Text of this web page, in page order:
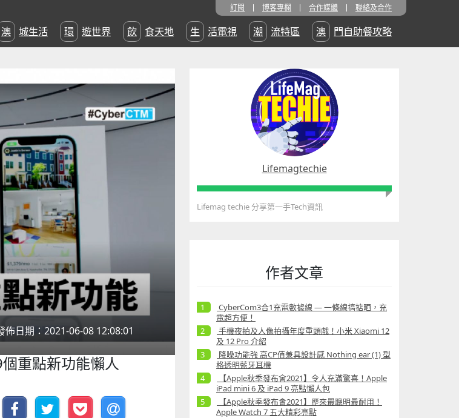
訂閱 博客專欄 合作媒體 聯絡及合作
澳城生活 環遊世界 飲食天地 生活電視 潮流特區 澳門自助餐攻略
佈日期：2021-06-08 12:08:01
重點新功能懶人
Lifemagtechie
Lifemag techie 分享第一手Tech資訊
作者文章
CyberCom3合1充電數據線 — 一條線搞掂晒，充
電超方便！
手機夜拍及人像拍攝年度重頭戲！小米 Xiaomi 12
及 12 Pro 介紹
降噪功能強 高CP值兼具設計感 Nothing ear (1) 型
格透明藍牙耳機
【Apple秋季發布會2021】令人充滿驚喜！Apple
iPad mini 6 及 iPad 9 亮點懶人包
【Apple秋季發布會2021】歷來最聰明最耐用！
Apple Watch 7 五大精彩亮點